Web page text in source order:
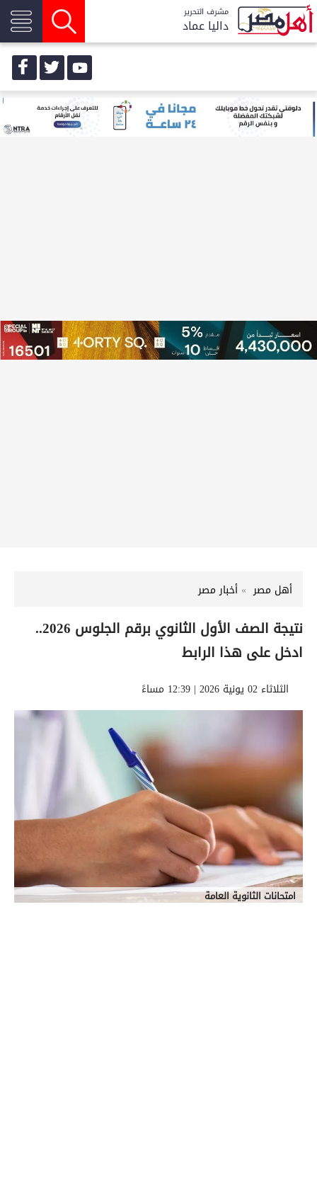
مشرف التحرير
داليا عماد
أهل مصر أخبار مصر
نتيجة الصف الأول الثانوي برقم الجلوس 2026..
ادخل على هذا الرابط
الثلاثاء 02 يونية 2026 | 12:39 مساءً
امتحانات الثانوية العامة